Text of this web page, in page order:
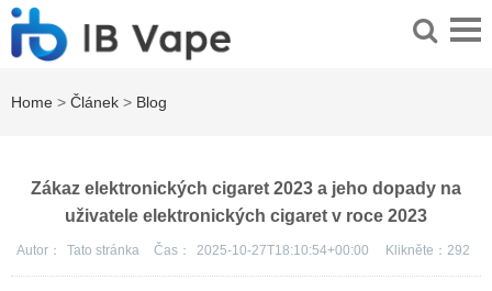
Home > Článek > Blog
Zákaz elektronických cigaret 2023 a jeho dopady na
uživatele elektronických cigaret v roce 2023
Autor： Tato stránka Čas： 2025-10-27T18:10:54+00:00 Klikněte： 292